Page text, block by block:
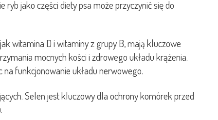
ryb jako części diety psa może przyczynić się do
witamina D i witaminy z grupy B, mają kluczowe
mocnych kości i zdrowego układu krążenia.
funkcjonowanie układu nerwowego.
Selen jest kluczowy dla ochrony komórek przed